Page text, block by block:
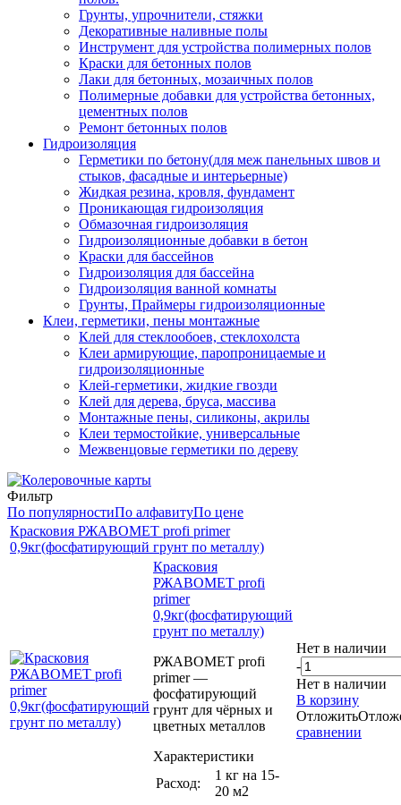
Грунты, упрочнители, стяжки
Декоративные наливные полы
Инструмент для устройства полимерных полов
Краски для бетонных полов
Лаки для бетонных, мозаичных полов
Полимерные добавки для устройства бетонных,
цементных полов
Ремонт бетонных полов
Гидроизоляция
Герметики по бетону(для меж панельных швов и
стыков, фасадные и интерьерные)
Жидкая резина, кровля, фундамент
Проникающая гидроизоляция
Обмазочная гидроизоляция
Гидроизоляционные добавки в бетон
Краски для бассейнов
Гидроизоляция для бассейна
Гидроизоляция ванной комнаты
Грунты, Праймеры гидроизоляционные
Клеи, герметики, пены монтажные
Клей для стеклообоев, стеклохолста
Клеи армирующие, паропроницаемые и
гидроизоляционные
Клей-герметики, жидкие гвозди
Клей для дерева, бруса, массива
Монтажные пены, силиконы, акрилы
Клеи термостойкие, универсальные
Межвенцовые герметики по дереву
Фильтр
По популярностиПо алфавитуПо цене
Красковия РЖАВОМЕТ profi primer
0,9кг(фосфатирующий грунт по металлу)
Красковия
РЖАВОМЕТ profi
primer
0,9кг(фосфатирующий
грунт по металлу)
РЖАВОМЕТ profi
primer —
фосфатирующий
грунт для чёрных и
цветных металлов
Характеристики
Расход:
1 кг на 15-
20 м2
Нет в наличии
-
Нет в наличии
В корзину
Отложить
сравнении